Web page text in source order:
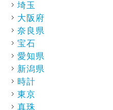
埼玉
大阪府
奈良県
宝石
愛知県
新潟県
時計
東京
真珠